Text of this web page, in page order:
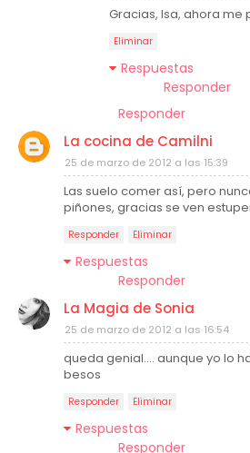
Gracias, Isa, ahora me
Eliminar
Respuestas
Responder
Responder
La cocina de Camilni
25 de marzo de 2012 a las 15:39
Las suelo comer así, pero
piñones, gracias se ven
Responder Eliminar
Respuestas
Responder
La Magia de Sonia
25 de marzo de 2012 a las 16:54
queda genial.... aunque yo lo
besos
Responder Eliminar
Respuestas
Responder